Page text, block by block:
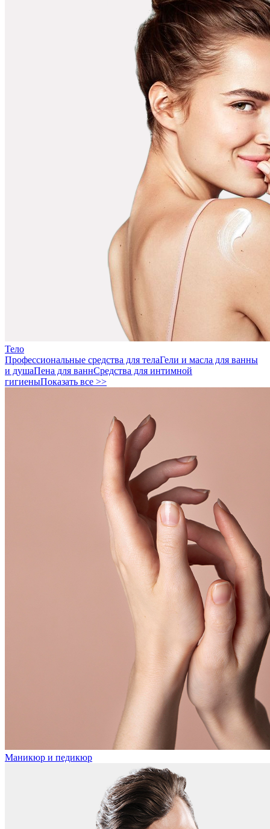
Тело
Профессиональные средства для телаГели и масла для ванны
и душаПена для ваннСредства для интимной
гигиеныПоказать все >>
Маникюр и педикюр